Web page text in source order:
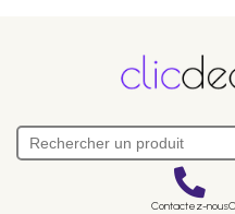
Contactez-nous